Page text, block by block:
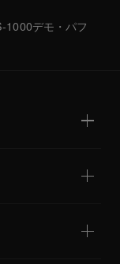
1000デモ・パフ